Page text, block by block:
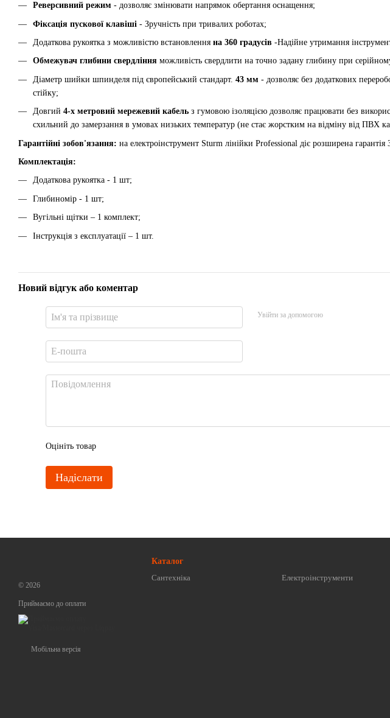
Реверсивний режим - дозволяє змінювати напрямок обертання оснащення;
Фіксація пускової клавіші - Зручність при тривалих роботах;
Додаткова рукоятка з можливістю встановлення на 360 градусів -Надійне утримання
Обмежувач глибини свердління можливість свердлити на точно задану глибину при
Діаметр шийки шпинделя під європейський стандарт. 43 мм - дозволяє без додаткових
стійку;
Довгий 4-х метровий мережевий кабель з гумовою ізоляцією дозволяє працювати без
схильний до замерзання в умовах низьких температур (не стає жорстким на відміну від ПВХ
Гарантійні зобов'язання: на електроінструмент Sturm лінійки Professional діє розширена гарантія
Комплектація:
Додаткова рукоятка - 1 шт;
Глибиномір - 1 шт;
Вугільні щітки – 1 комплект;
Інструкція з експлуатації – 1 шт.
Новий відгук або коментар
Увійти за допомогою
Оцініть товар
Надіслати
© 2026
Приймаємо до оплати
Мобільна версія
Каталог
Сантехніка
Електроінструменти